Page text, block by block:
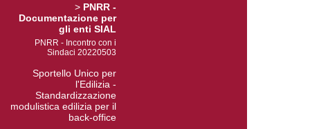
> PNRR -
Documentazione per
gli enti SIAL
PNRR - Incontro con i
Sindaci 20220503
Sportello Unico per
l'Edilizia -
Standardizzazione
modulistica edilizia per il
back-office